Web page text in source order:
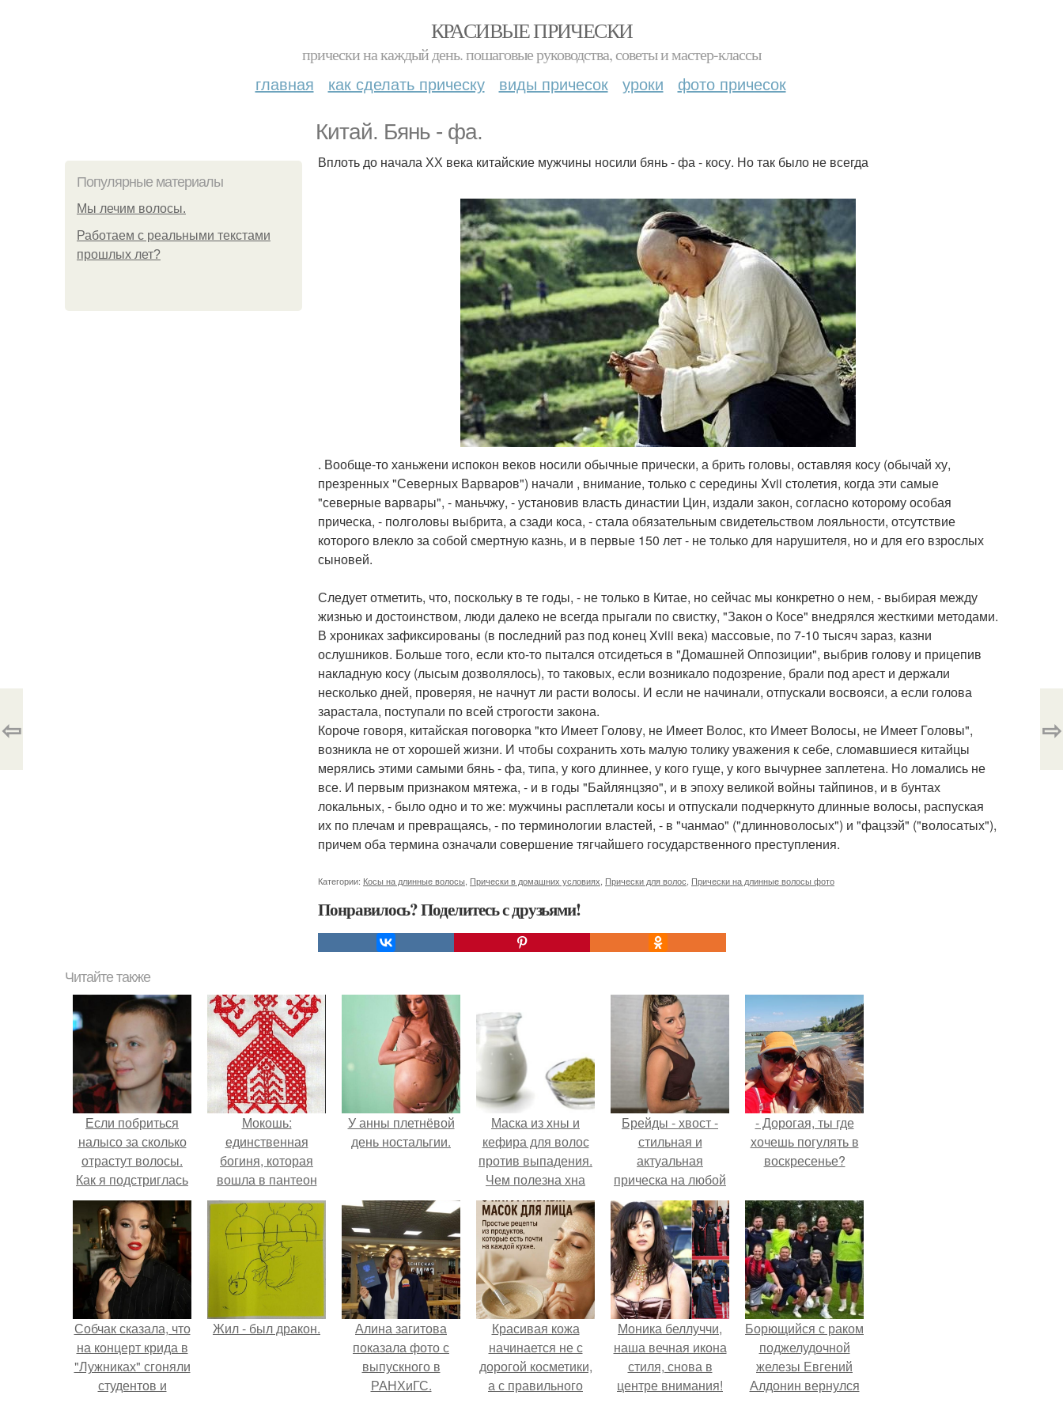
КРАСИВЫЕ ПРИЧЕСКИ
прически на каждый день. пошаговые руководства, советы и мастер-классы
главная как сделать прическу виды причесок уроки фото причесок
Китай. Бянь - фа.
Популярные материалы
Мы лечим волосы.
Работаем с реальными текстами
прошлых лет?
Вплоть до начала ХХ века китайские мужчины носили бянь - фа - косу. Но так было не всегда
. Вообще-то ханьжени испокон веков носили обычные прически, а брить головы, оставляя косу (обычай ху,
презренных "Северных Варваров") начали , внимание, только с середины Xvii столетия, когда эти самые
"северные варвары", - маньчжу, - установив власть династии Цин, издали закон, согласно которому особая
прическа, - полголовы выбрита, а сзади коса, - стала обязательным свидетельством лояльности, отсутствие
которого влекло за собой смертную казнь, и в первые 150 лет - не только для нарушителя, но и для его взрослых
сыновей.
Следует отметить, что, поскольку в те годы, - не только в Китае, но сейчас мы конкретно о нем, - выбирая между
жизнью и достоинством, люди далеко не всегда прыгали по свистку, "Закон о Косе" внедрялся жесткими методами.
В хрониках зафиксированы (в последний раз под конец Xviii века) массовые, по 7-10 тысяч зараз, казни
ослушников. Больше того, если кто-то пытался отсидеться в "Домашней Оппозиции", выбрив голову и прицепив
накладную косу (лысым дозволялось), то таковых, если возникало подозрение, брали под арест и держали
несколько дней, проверяя, не начнут ли расти волосы. И если не начинали, отпускали восвояси, а если голова
зарастала, поступали по всей строгости закона.
Короче говоря, китайская поговорка "кто Имеет Голову, не Имеет Волос, кто Имеет Волосы, не Имеет Головы",
возникла не от хорошей жизни. И чтобы сохранить хоть малую толику уважения к себе, сломавшиеся китайцы
мерялись этими самыми бянь - фа, типа, у кого длиннее, у кого гуще, у кого вычурнее заплетена. Но ломались не
все. И первым признаком мятежа, - и в годы "Байлянцзяо", и в эпоху великой войны тайпинов, и в бунтах
локальных, - было одно и то же: мужчины расплетали косы и отпускали подчеркнуто длинные волосы, распуская
их по плечам и превращаясь, - по терминологии властей, - в "чанмао" ("длинноволосых") и "фацзэй" ("волосатых"),
причем оба термина означали совершение тягчайшего государственного преступления.
Категории: Косы на длинные волосы Прически в домашних условиях Прически для волос Прически на длинные волосы фото
Понравилось? Поделитесь с друзьями!
⇦ ⇨
Читайте также
Если побриться
налысо за сколько
отрастут волосы.
Как я подстриглась
налысо и как
изменились волосы
после этого
Мокошь:
единственная
богиня, которая
вошла в пантеон
князя Владимира.
У анны плетнёвой
день ностальгии.
Маска из хны и
кефира для волос
против выпадения.
Чем полезна хна
для волос?
Брейды - хвост -
стильная и
актуальная
прическа на любой
случай.
- Дорогая, ты где
хочешь погулять в
воскресенье?
Собчак сказала, что
на концерт крида в
"Лужниках" сгоняли
студентов и
Жил - был дракон.
Алина загитова
показала фото с
выпускного в
РАНХиГС.
Красивая кожа
начинается не с
дорогой косметики,
а с правильного
Моника беллуччи,
наша вечная икона
стиля, снова в
центре внимания!
Борющийся с раком
поджелудочной
железы Евгений
Алдонин вернулся